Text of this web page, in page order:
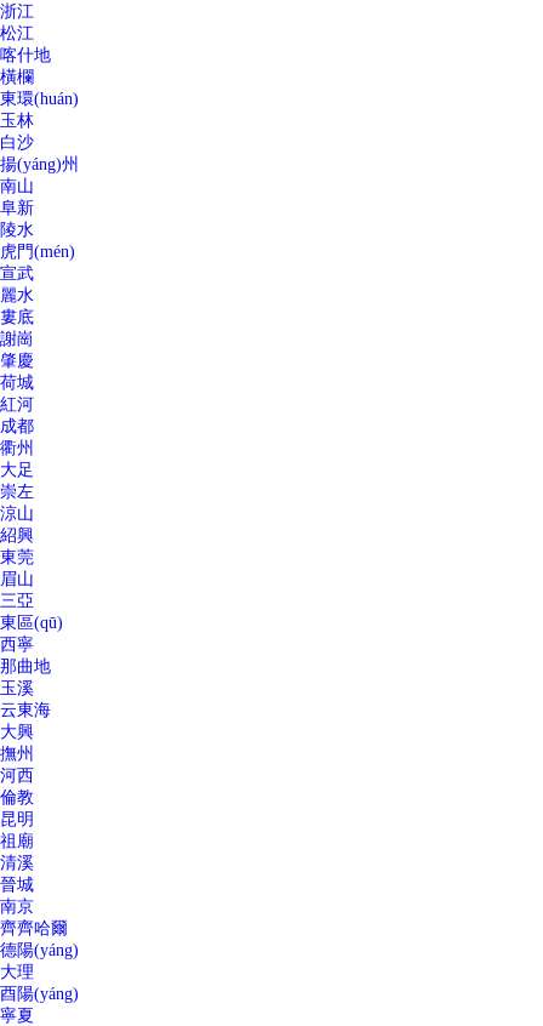
浙江
松江
喀什地
橫欄
東環(huán)
玉林
白沙
揚(yáng)州
南山
阜新
陵水
虎門(mén)
宣武
麗水
婁底
謝崗
肇慶
荷城
紅河
成都
衢州
大足
崇左
涼山
紹興
東莞
眉山
三亞
東區(qū)
西寧
那曲地
玉溪
云東海
大興
撫州
河西
倫教
昆明
祖廟
清溪
晉城
南京
齊齊哈爾
德陽(yáng)
大理
酉陽(yáng)
寧夏